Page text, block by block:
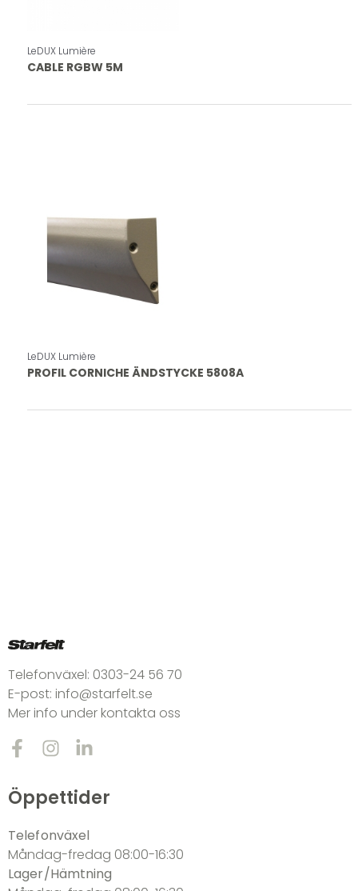
LeDUX Lumière
CABLE RGBW 5M
LeDUX Lumière
PROFIL CORNICHE ÄNDSTYCKE 5808A
Telefonväxel: 0303-24 56 70
E-post: info@starfelt.se
Mer info under kontakta oss
Öppettider
Telefonväxel
Måndag-fredag 08:00-16:30
Lager/Hämtning